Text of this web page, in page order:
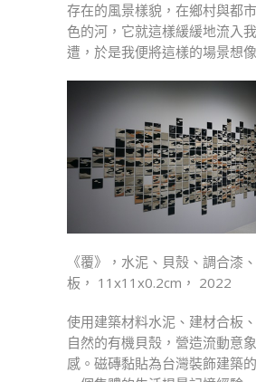
存在的風景樣貌，在鄉村與都
色的河，它就這樣緩緩地流入
遭，於是我便將這樣的場景想
《覆》，水泥、貝殼、調合漆
板， 11x11x0.2cm， 2022
使用建築材料水泥、建材合板
自然的有機貝殼，營造流動意
感。磁磚黏貼為台灣裝飾建築